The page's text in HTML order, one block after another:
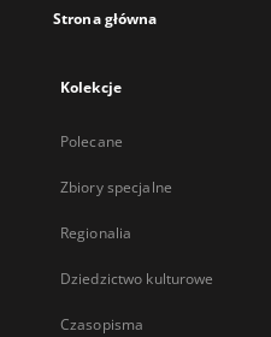
Strona główna
Kolekcje
Polecane
Zbiory specjalne
Regionalia
Dziedzictwo kulturowe
Czasopisma